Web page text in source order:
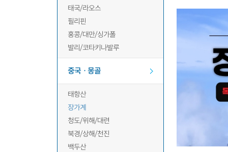
태국/라오스
필리핀
홍콩/대만/싱가폴
발리/코타키나발루
중국ㆍ몽골
태항산
장가계
청도/위해/대련
북경/상해/천진
백두산